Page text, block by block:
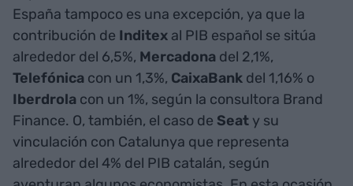
España tampoco es una excepción, ya que la
contribución de Inditex al PIB español se sitúa
alrededor del 6,5%, Mercadona del 2,1%,
Telefónica con un 1,3%, CaixaBank del 1,16% o
Iberdrola con un 1%, según la consultora Brand
Finance. O, también, el caso de Seat y su
vinculación con Catalunya que representa
alrededor del 4% del PIB catalán, según